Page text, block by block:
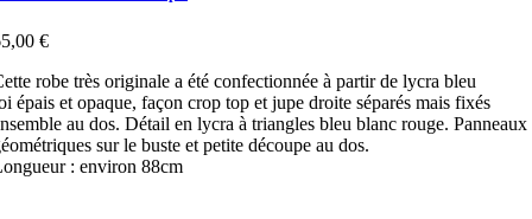
€
robe très originale a été confectionnée à partir de lycra bleu
épais et opaque, façon crop top et jupe droite séparés mais fixés
au dos. Détail en lycra à triangles bleu blanc rouge. Panneaux
sur le buste et petite découpe au dos.
: environ 88cm